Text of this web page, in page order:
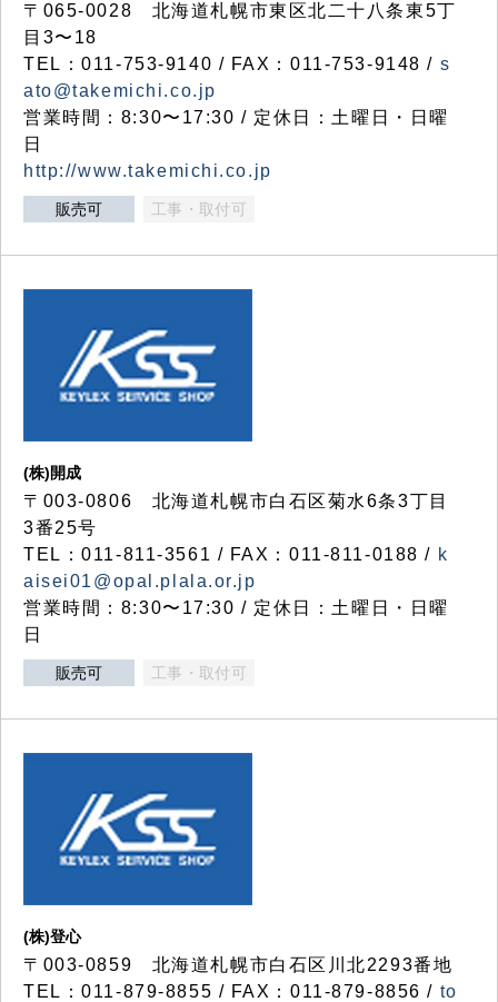
〒065-0028 北海道札幌市東区北二十八条東5丁
目3〜18
TEL：011-753-9140 / FAX：011-753-9148 / s
ato@takemichi.co.jp
営業時間：8:30〜17:30 / 定休日：土曜日・日曜
日
http://www.takemichi.co.jp
販売可 工事・取付可
(株)開成
〒003-0806 北海道札幌市白石区菊水6条3丁目
3番25号
TEL：011-811-3561 / FAX：011-811-0188 / k
aisei01@opal.plala.or.jp
営業時間：8:30〜17:30 / 定休日：土曜日・日曜
日
販売可 工事・取付可
(株)登心
〒003-0859 北海道札幌市白石区川北2293番地
TEL：011-879-8855 / FAX：011-879-8856 / to